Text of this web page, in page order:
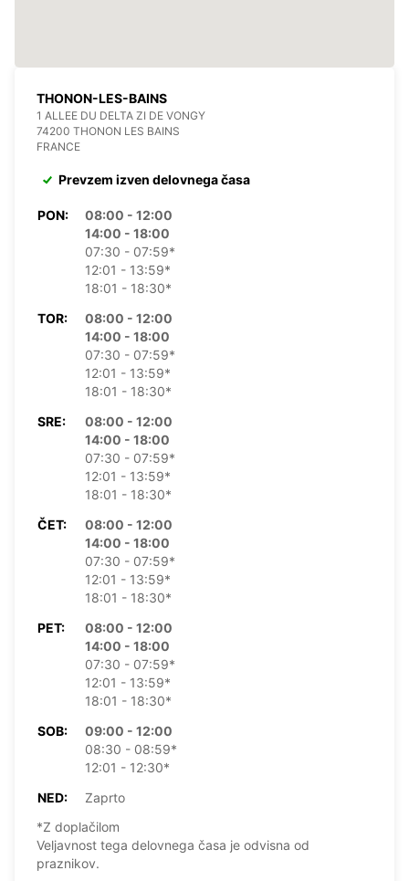
THONON-LES-BAINS
1 ALLEE DU DELTA ZI DE VONGY
74200 THONON LES BAINS
FRANCE
Prevzem izven delovnega časa
PON:
08:00 - 12:00
14:00 - 18:00
07:30 - 07:59*
12:01 - 13:59*
18:01 - 18:30*
TOR:
08:00 - 12:00
14:00 - 18:00
07:30 - 07:59*
12:01 - 13:59*
18:01 - 18:30*
SRE:
08:00 - 12:00
14:00 - 18:00
07:30 - 07:59*
12:01 - 13:59*
18:01 - 18:30*
ČET:
08:00 - 12:00
14:00 - 18:00
07:30 - 07:59*
12:01 - 13:59*
18:01 - 18:30*
PET:
08:00 - 12:00
14:00 - 18:00
07:30 - 07:59*
12:01 - 13:59*
18:01 - 18:30*
SOB:
09:00 - 12:00
08:30 - 08:59*
12:01 - 12:30*
NED:
Zaprto
*Z doplačilom
Veljavnost tega delovnega časa je odvisna od
praznikov.